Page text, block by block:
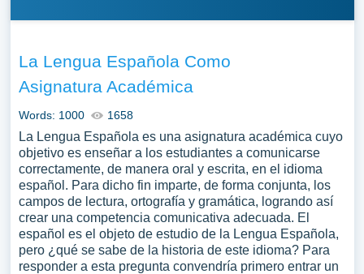
La Lengua Española Como
Asignatura Académica
Words: 1000 1658
La Lengua Española es una asignatura académica cuyo
objetivo es enseñar a los estudiantes a comunicarse
correctamente, de manera oral y escrita, en el idioma
español. Para dicho fin imparte, de forma conjunta, los
campos de lectura, ortografía y gramática, logrando así
crear una competencia comunicativa adecuada. El
español es el objeto de estudio de la Lengua Española,
pero ¿qué se sabe de la historia de este idioma? Para
responder a esta pregunta convendría primero entrar un